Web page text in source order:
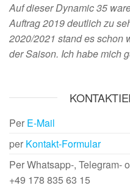
Auf dieser Dynamic 35
Auftrag 2019 deutlich zu
2020/2021 stand es schon
der Saison. Ich habe mich
Per E-Mail
per Kontakt-Formular
Per Whatsapp-, Telegram-
+49 178 835 63 15